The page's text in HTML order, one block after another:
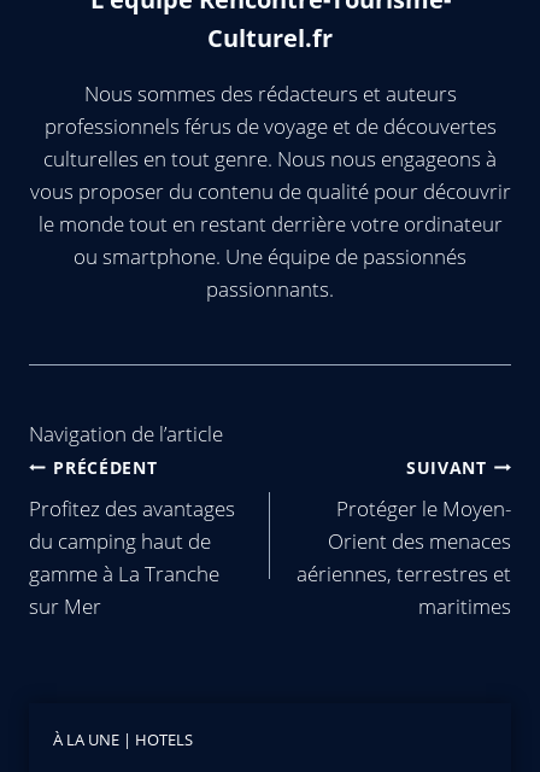
Culturel.fr
Nous sommes des rédacteurs et auteurs
professionnels férus de voyage et de découvertes
culturelles en tout genre. Nous nous engageons à
vous proposer du contenu de qualité pour découvrir
le monde tout en restant derrière votre ordinateur
ou smartphone. Une équipe de passionnés
passionnants.
Navigation de l’article
PRÉCÉDENT
Profitez des avantages
du camping haut de
gamme à La Tranche
sur Mer
SUIVANT
Protéger le Moyen-
Orient des menaces
aériennes, terrestres et
maritimes
À LA UNE | HOTELS